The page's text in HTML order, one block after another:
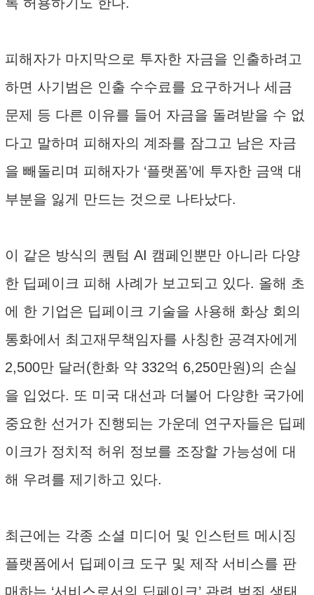
피해자가 마지막으로 투자한 자금을 인출하려고
하면 사기범은 인출 수수료를 요구하거나 세금
문제 등 다른 이유를 들어 자금을 돌려받을 수 없
다고 말하며 피해자의 계좌를 잠그고 남은 자금
을 빼돌리며 피해자가 ‘플랫폼’에 투자한 금액 대
부분을 잃게 만드는 것으로 나타났다.
이 같은 방식의 퀀텀 AI 캠페인뿐만 아니라 다양
한 딥페이크 피해 사례가 보고되고 있다. 올해 초
에 한 기업은 딥페이크 기술을 사용해 화상 회의
통화에서 최고재무책임자를 사칭한 공격자에게
2,500만 달러(한화 약 332억 6,250만원)의 손실
을 입었다. 또 미국 대선과 더불어 다양한 국가에
중요한 선거가 진행되는 가운데 연구자들은 딥페
이크가 정치적 허위 정보를 조장할 가능성에 대
해 우려를 제기하고 있다.
최근에는 각종 소셜 미디어 및 인스턴트 메시징
플랫폼에서 딥페이크 도구 및 제작 서비스를 판
매하는 ‘서비스로서의 딥페이크’ 관련 범죄 생태